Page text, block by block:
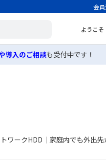
会
ようこそ
導入のご相談も受付中です！
ワークHDD｜家庭内でも外出